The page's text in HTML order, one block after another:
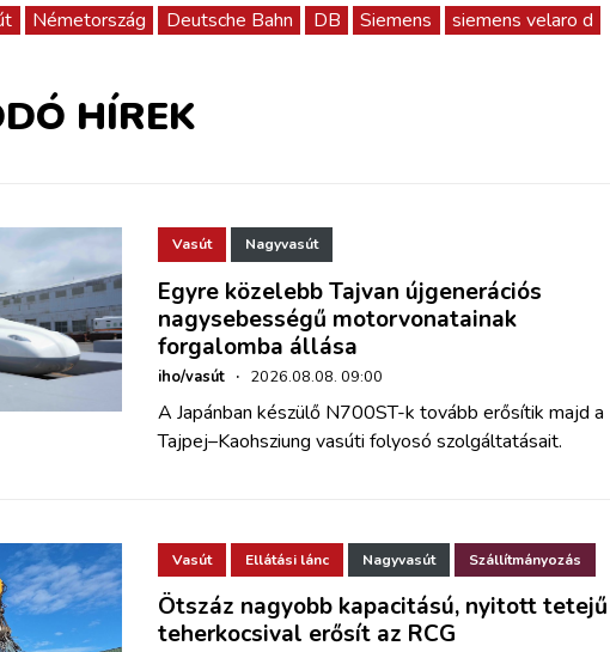
Németország Deutsche Bahn DB Siemens siemens velaro d
HÍREK
Vasút Nagyvasút
Egyre közelebb Tajvan újgenerációs
nagysebességű motorvonatainak
forgalomba állása
iho/vasút · 2026.08.08. 09:00
A Japánban készülő N700ST-k tovább erősítik majd a
Tajpej–Kaohsziung vasúti folyosó szolgáltatásait.
Vasút Ellátási lánc Nagyvasút Szállítmányozás
Ötszáz nagyobb kapacitású, nyitott tetejű
teherkocsival erősít az RCG